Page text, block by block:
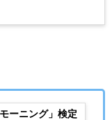
ーニング」検定